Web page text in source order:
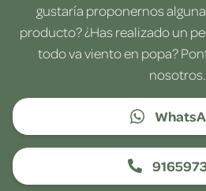
gustaría proponernos
producto? ¿Has realizado un
todo va viento en popa?
nosotros.